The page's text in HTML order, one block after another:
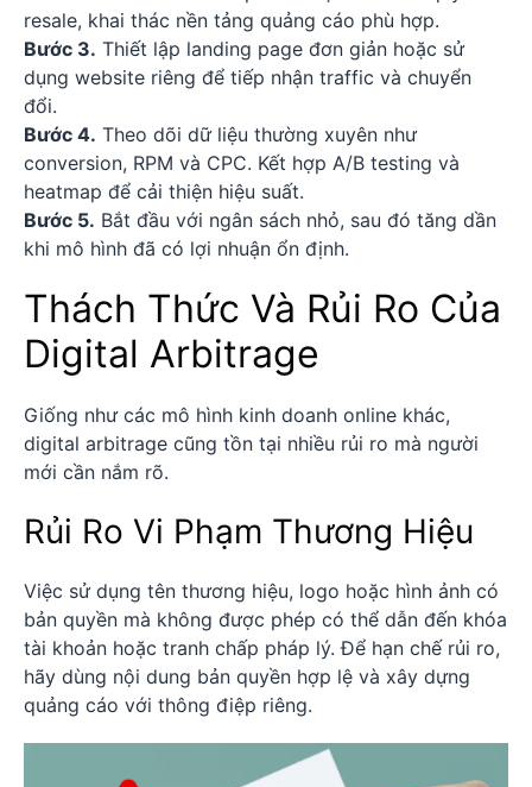
resale, khai thác nền tảng quảng cáo phù hợp.
Bước 3. Thiết lập landing page đơn giản hoặc sử
dụng website riêng để tiếp nhận traffic và chuyển
đổi.
Bước 4. Theo dõi dữ liệu thường xuyên như
conversion, RPM và CPC. Kết hợp A/B testing và
heatmap để cải thiện hiệu suất.
Bước 5. Bắt đầu với ngân sách nhỏ, sau đó tăng dần
khi mô hình đã có lợi nhuận ổn định.
Thách Thức Và Rủi Ro Của
Digital Arbitrage
Giống như các mô hình kinh doanh online khác,
digital arbitrage cũng tồn tại nhiều rủi ro mà người
mới cần nắm rõ.
Rủi Ro Vi Phạm Thương Hiệu
Việc sử dụng tên thương hiệu, logo hoặc hình ảnh có
bản quyền mà không được phép có thể dẫn đến khóa
tài khoản hoặc tranh chấp pháp lý. Để hạn chế rủi ro,
hãy dùng nội dung bản quyền hợp lệ và xây dựng
quảng cáo với thông điệp riêng.